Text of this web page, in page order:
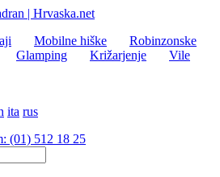
Mobilne hiške
Robinzonske
Glamping Križarjenje
Vile
ita rus
(01) 512 18 25